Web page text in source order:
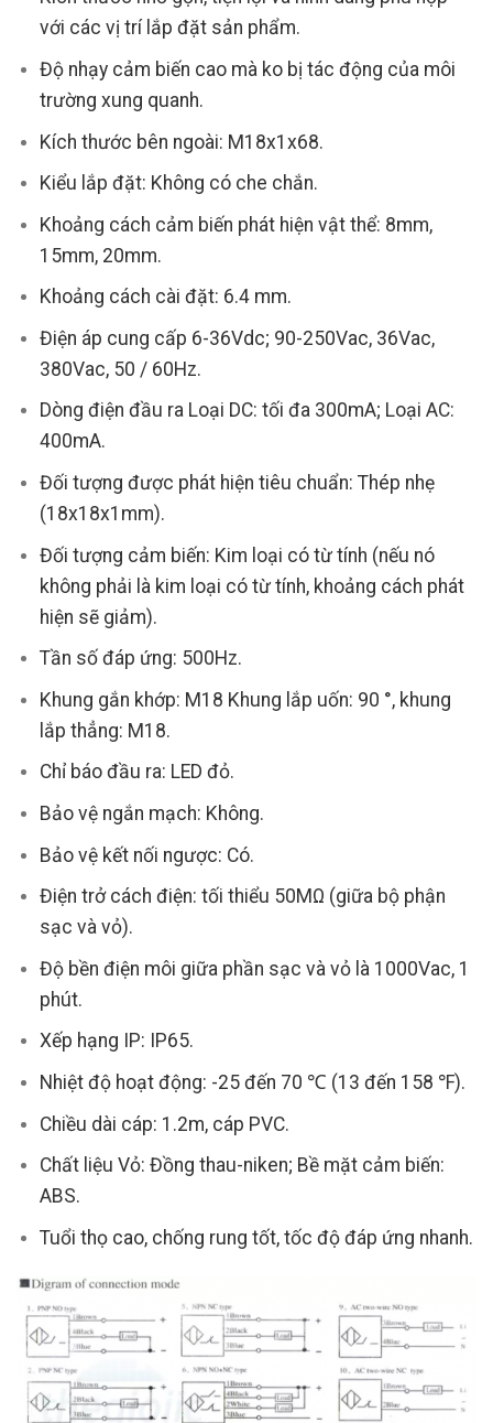
với các vị trí lắp đặt sản phẩm.
Độ nhạy cảm biến cao mà ko bị tác động của môi
trường xung quanh.
Kích thước bên ngoài: M18x1x68.
Kiểu lắp đặt: Không có che chắn.
Khoảng cách cảm biến phát hiện vật thể: 8mm,
15mm, 20mm.
Khoảng cách cài đặt: 6.4 mm.
Điện áp cung cấp 6-36Vdc; 90-250Vac, 36Vac,
380Vac, 50 / 60Hz.
Dòng điện đầu ra Loại DC: tối đa 300mA; Loại AC:
400mA.
Đối tượng được phát hiện tiêu chuẩn: Thép nhẹ
(18x18x1mm).
Đối tượng cảm biến: Kim loại có từ tính (nếu nó
không phải là kim loại có từ tính, khoảng cách phát
hiện sẽ giảm).
Tần số đáp ứng: 500Hz.
Khung gắn khớp: M18 Khung lắp uốn: 90 °, khung
lắp thẳng: M18.
Chỉ báo đầu ra: LED đỏ.
Bảo vệ ngắn mạch: Không.
Bảo vệ kết nối ngược: Có.
Điện trở cách điện: tối thiểu 50MΩ (giữa bộ phận
sạc và vỏ).
Độ bền điện môi giữa phần sạc và vỏ là 1000Vac, 1
phút.
Xếp hạng IP: IP65.
Nhiệt độ hoạt động: -25 đến 70 ℃ (13 đến 158 ℉).
Chiều dài cáp: 1.2m, cáp PVC.
Chất liệu Vỏ: Đồng thau-niken; Bề mặt cảm biến:
ABS.
Tuổi thọ cao, chống rung tốt, tốc độ đáp ứng nhanh.